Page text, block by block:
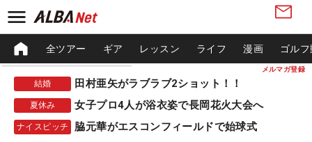
メルマガ登録
全ツアー ギア レッスン ライフ 漫画 ゴル
結婚 田村亜矢がラブラブ2ショット！！
夏休み 女子プロ4人が浴衣姿で長岡花火大会へ
ナイスピッチ 脇元華がエスコンフィールドで始球式